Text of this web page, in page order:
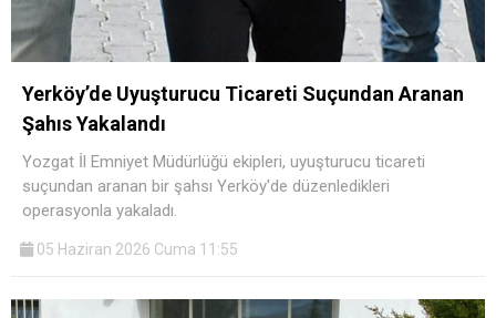
Yerköy’de Uyuşturucu Ticareti Suçundan Aranan
Şahıs Yakalandı
Yozgat İl Emniyet Müdürlüğü ekipleri, uyuşturucu ticareti
suçundan aranan bir şahsı Yerköy'de düzenledikleri
operasyonla yakaladı.
05 Haziran 2026 Cuma 11:55